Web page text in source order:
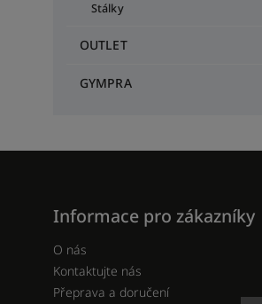
Stálky
OUTLET
GYMPRA
Informace pro zákazníky
O nás
Kontaktujte nás
Přeprava a doručení